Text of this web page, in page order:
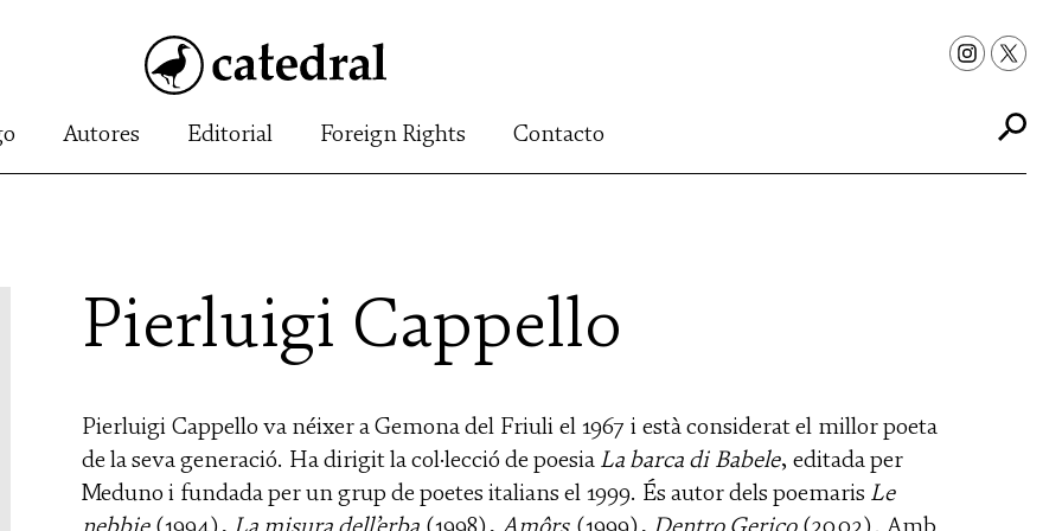
Autores Editorial Foreign Rights Contacto
Pierluigi Cappello
Pierluigi Cappello va néixer a Gemona del Friuli el 1967 i està considerat el millor poeta
de la seva generació. Ha dirigit la col·lecció de poesia La barca di Babele, editada per
Meduno i fundada per un grup de poetes italians el 1999. És autor dels poemaris Le